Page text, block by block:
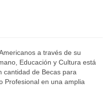
a través de su
Educación y Cultura está
cantidad de Becas para
Profesional en una amplia